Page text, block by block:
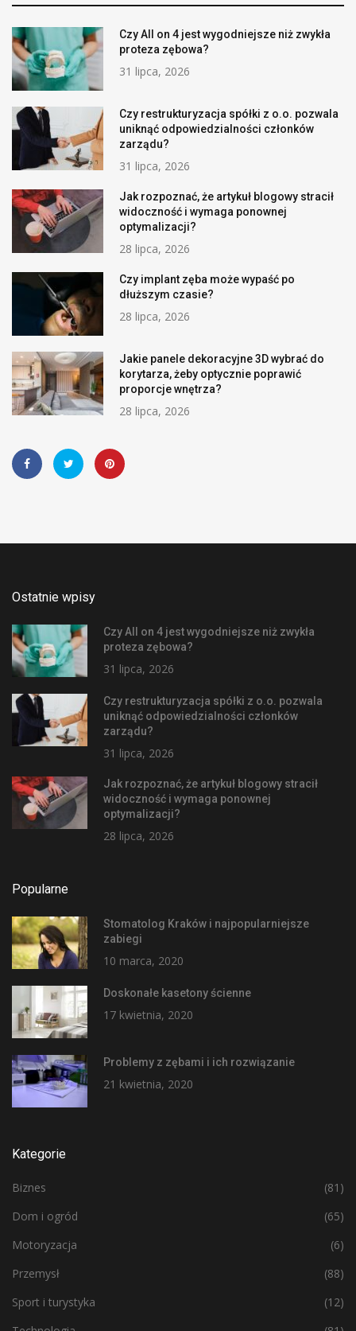
Czy All on 4 jest wygodniejsze niż zwykła
proteza zębowa?
31 lipca, 2026
Czy restrukturyzacja spółki z o.o. pozwala
uniknąć odpowiedzialności członków
zarządu?
31 lipca, 2026
Jak rozpoznać, że artykuł blogowy stracił
widoczność i wymaga ponownej
optymalizacji?
28 lipca, 2026
Czy implant zęba może wypaść po
dłuższym czasie?
28 lipca, 2026
Jakie panele dekoracyjne 3D wybrać do
korytarza, żeby optycznie poprawić
proporcje wnętrza?
28 lipca, 2026
Ostatnie wpisy
Czy All on 4 jest wygodniejsze niż zwykła
proteza zębowa?
31 lipca, 2026
Czy restrukturyzacja spółki z o.o. pozwala
uniknąć odpowiedzialności członków
zarządu?
31 lipca, 2026
Jak rozpoznać, że artykuł blogowy stracił
widoczność i wymaga ponownej
optymalizacji?
28 lipca, 2026
Popularne
Stomatolog Kraków i najpopularniejsze
zabiegi
10 marca, 2020
Doskonałe kasetony ścienne
17 kwietnia, 2020
Problemy z zębami i ich rozwiązanie
21 kwietnia, 2020
Kategorie
Biznes
(81)
Dom i ogród
(65)
Motoryzacja
(6)
Przemysł
(88)
Sport i turystyka
(12)